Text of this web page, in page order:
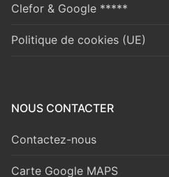
Clefor & Google *****
Politique de cookies (UE)
NOUS CONTACTER
Contactez-nous
Carte Google MAPS